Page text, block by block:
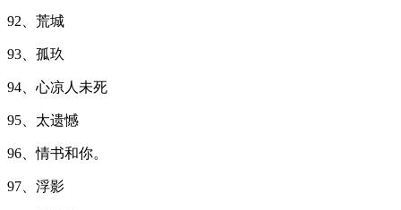
92、荒城
93、孤玖
94、心凉人未死
95、太遗憾
96、情书和你。
97、浮影